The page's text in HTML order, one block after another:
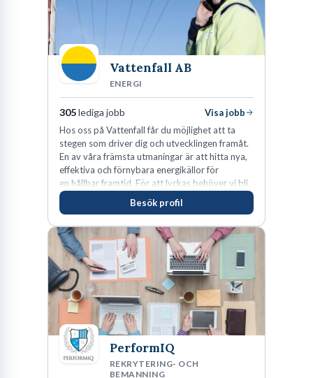
Vattenfall AB
ENERGI
305lediga jobb
Visa jobb
Hos oss på Vattenfall får du möjlighet att ta
stegen som driver dig och utvecklingen framåt.
En av våra främsta utmaningar är att hitta nya,
effektiva och förnybara energikällor för
en hållbar framtid. För att lyckas behöver vi bli
fler medarbetare som vill göra skillnad.
Besök profil
PerformIQ
REKRYTERING- OCH
BEMANNING